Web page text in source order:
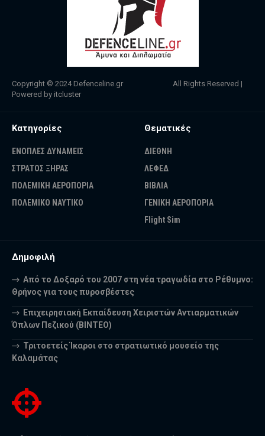
Copyright © 2024 Defenceline.gr All Rights Reserved |
Powered by itcluster
Κατηγορίες
ΕΝΟΠΛΕΣ ΔΥΝΑΜΕΙΣ
ΣΤΡΑΤΟΣ ΞΗΡΑΣ
ΠΟΛΕΜΙΚΗ ΑΕΡΟΠΟΡΙΑ
ΠΟΛΕΜΙΚΟ ΝΑΥΤΙΚΟ
Θεματικές
ΔΙΕΘΝΗ
ΛΕΦΕΔ
ΒΙΒΛΙΑ
ΓΕΝΙΚΗ ΑΕΡΟΠΟΡΙΑ
Flight Sim
Δημοφιλή
Από το Δοξαρό του 2007 στη νέα τραγωδία στο Ρέθυμνο:
Θρήνος για τους πυροσβέστες
Επιχειρησιακή Εκπαίδευση Χειριστών Αντιαρματικών
Όπλων Πεζικού (ΒΙΝΤΕΟ)
Τριτοετείς Ίκαροι στο στρατιωτικό μουσείο της
Καλαμάτας